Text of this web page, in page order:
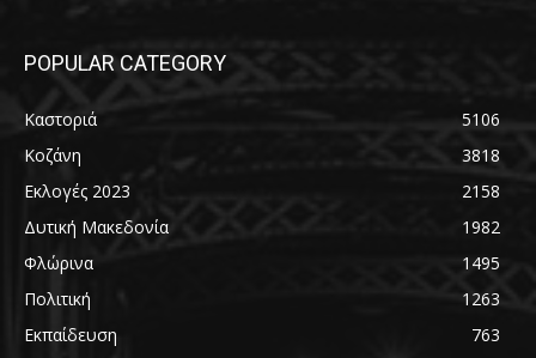
POPULAR CATEGORY
Καστοριά
5106
Κοζάνη
3818
Εκλογές 2023
2158
Δυτική Μακεδονία
1982
Φλώρινα
1495
Πολιτική
1263
Εκπαίδευση
763